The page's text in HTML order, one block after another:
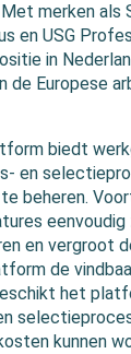
merken als
en USG
in
de Europese
biedt
en
beheren.
en vergroot
de
het
kunnen